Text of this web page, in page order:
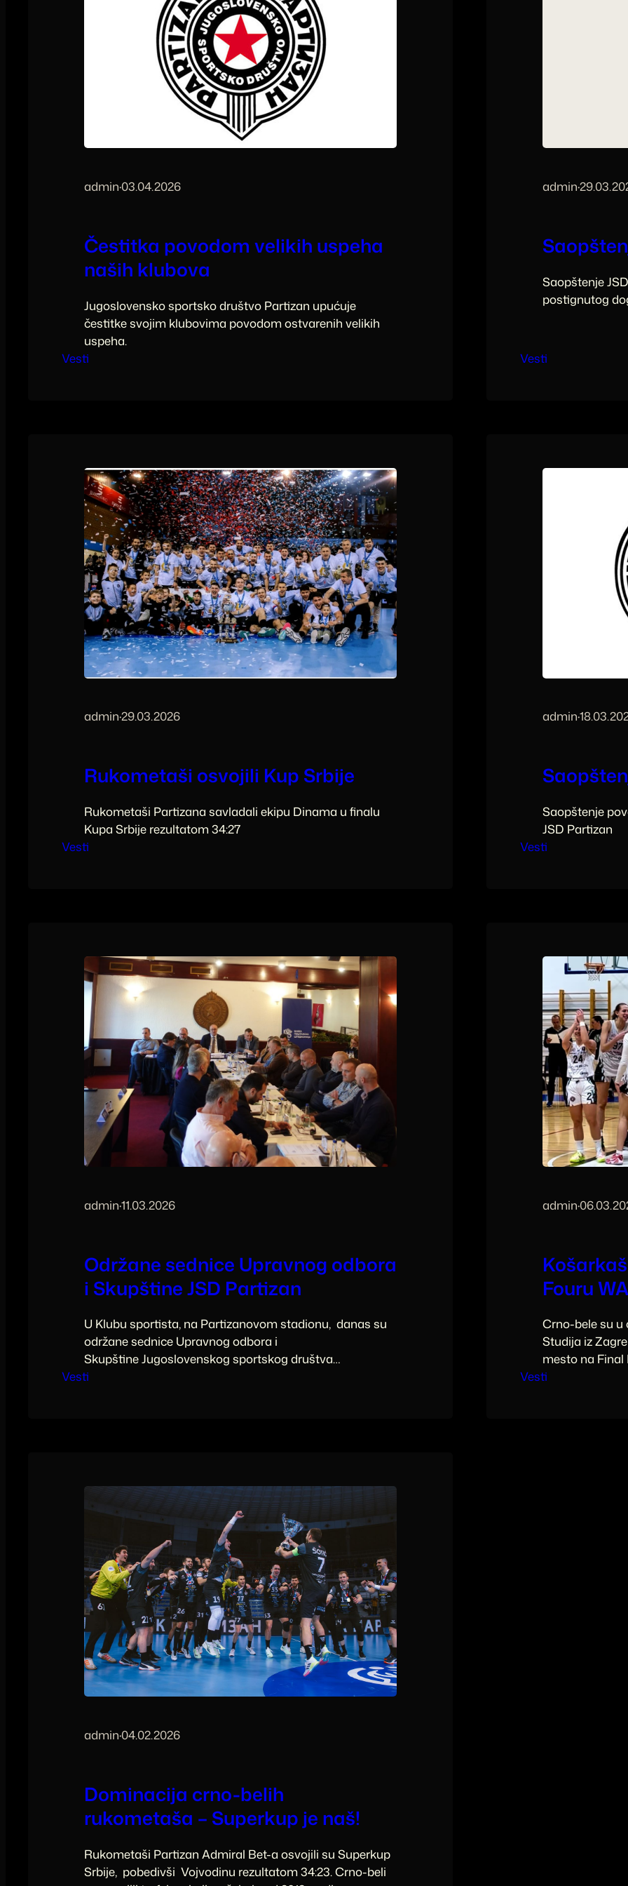
admin·03.04.2026
Čestitka povodom velikih uspeha
naših klubova
Jugoslovensko sportsko društvo Partizan upućuje
čestitke svojim klubovima povodom ostvarenih velikih
uspeha.
Vesti
admin·
Saopštenje
postignutog
Vesti
admin·29.03.2026
Rukometaši osvojili Kup Srbije
Rukometaši Partizana savladali ekipu Dinama u finalu
Kupa Srbije rezultatom 34:27
Vesti
admin·
Saopštenje
JSD Partizan
Vesti
admin·11.03.2026
Održane sednice Upravnog odbora
i Skupštine JSD Partizan
U Klubu sportista, na Partizanovom stadionu, danas su
održane sednice Upravnog odbora i
Skupštine Jugoslovenskog sportskog društva
Partizan na kojima su razmatrana ključna pitanja daljeg
Vesti
admin·
Fouru
Crno-bele su u
Studija iz
mesto na
Vesti
admin·04.02.2026
Dominacija crno-belih
rukometaša – Superkup je naš!
Rukometaši Partizan Admiral Bet-a osvojili su Superkup
Srbije, pobedivši Vojvodinu rezultatom 34:23. Crno-beli